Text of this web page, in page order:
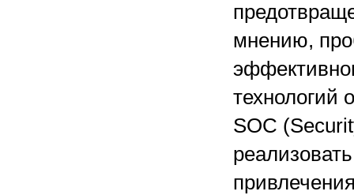
мнению,
технологий
SOC